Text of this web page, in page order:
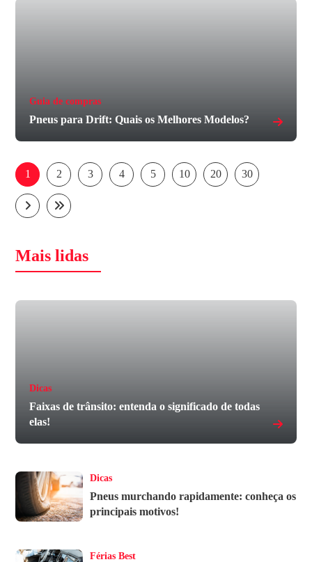
Guia de compras
Pneus para Drift: Quais os Melhores Modelos?
1 2 3 4 5 10 20 30
Mais lidas
Dicas
Faixas de trânsito: entenda o significado de todas
elas!
Dicas
Pneus murchando rapidamente: conheça os
principais motivos!
Férias Best